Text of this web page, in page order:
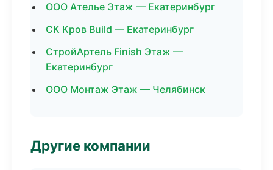
ООО Ателье Этаж — Екатеринбург
СК Кров Build — Екатеринбург
СтройАртель Finish Этаж —
Екатеринбург
ООО Монтаж Этаж — Челябинск
Другие компании